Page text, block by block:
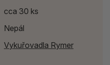
cca 30 ks
Nepál
Vykuřovadla Rymer